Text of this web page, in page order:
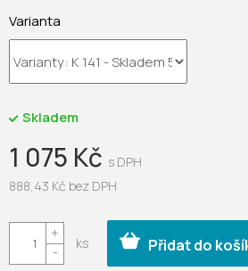
1 075 Kč
888,43 Kč bez DPH
cena:
Skladem
Varianta
Přidat do